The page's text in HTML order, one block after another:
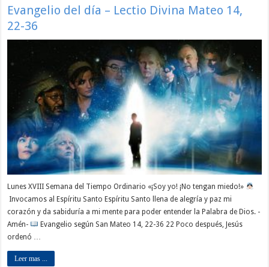
Evangelio del día – Lectio Divina Mateo 14,
22-36
Lunes XVIII Semana del Tiempo Ordinario «¡Soy yo! ¡No tengan miedo!»
Invocamos al Espíritu Santo Espíritu Santo llena de alegría y paz mi
corazón y da sabiduría a mi mente para poder entender la Palabra de Dios. -
Amén-
Evangelio según San Mateo 14, 22-36 22 Poco después, Jesús
ordenó …
Leer mas ...